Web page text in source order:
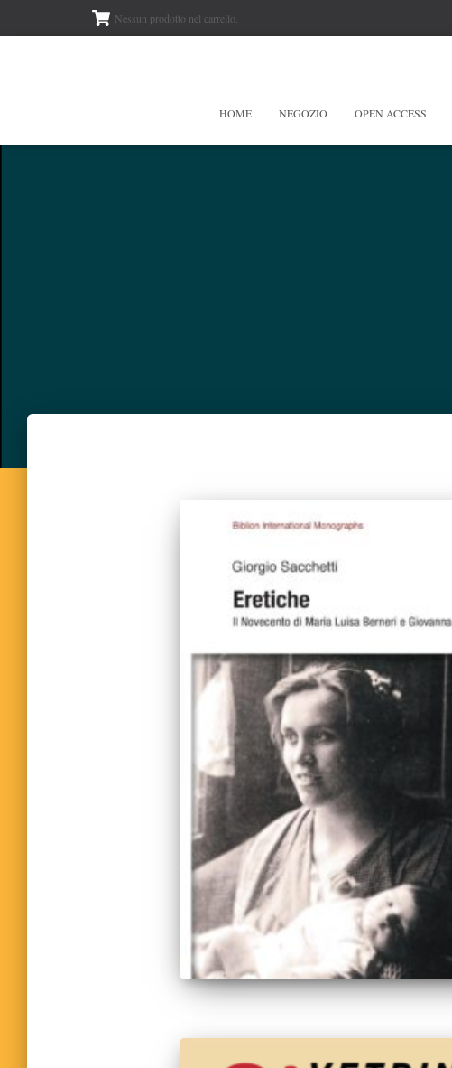
Nessun prodotto nel carrello.
HOME NEGOZIO OPEN ACCESS